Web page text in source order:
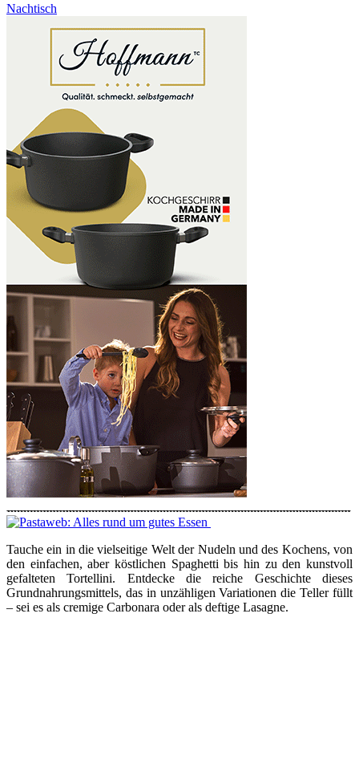
Nachtisch
Tauche ein in die vielseitige Welt der Nudeln und des Kochens, von
den einfachen, aber köstlichen Spaghetti bis hin zu den kunstvoll
gefalteten Tortellini. Entdecke die reiche Geschichte dieses
Grundnahrungsmittels, das in unzähligen Variationen die Teller füllt
– sei es als cremige Carbonara oder als deftige Lasagne.